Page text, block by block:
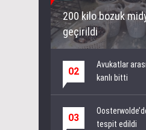
200 kilo bozuk
geçirildi
02
Avukatlar
kanlı bitti
03
tespit edildi